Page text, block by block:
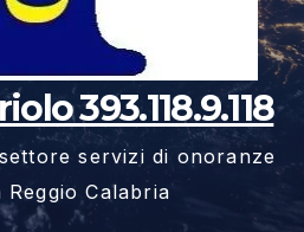
393.118.9.118
servizi di onoranze
Calabria